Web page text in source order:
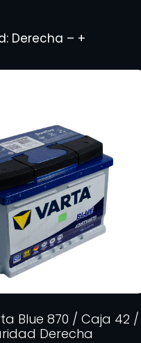
Derecha – +
Blue 870 / Caja 42 /
Derecha